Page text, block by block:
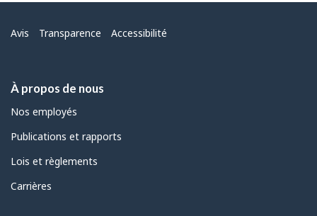
Menu
Avis Transparence Accessibilité
À propos de nous
Nos employés
Publications et rapports
Lois et règlements
Carrières